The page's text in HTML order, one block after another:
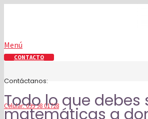
CONTACTO
Contáctanos:
Celular: 099 98 01728
Menú
Todo lo que
matemáticas a